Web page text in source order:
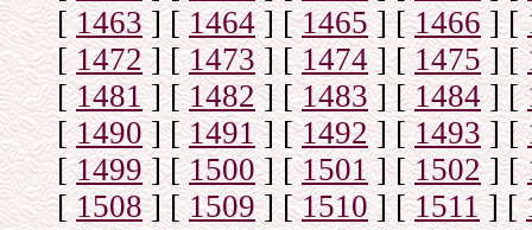
[1463] [1464] [1465] [1466] [
[1472] [1473] [1474] [1475] [
[1481] [1482] [1483] [1484] [
[1490] [1491] [1492] [1493] [
[1499] [1500] [1501] [1502] [
[1508] [1509] [1510] [1511] [